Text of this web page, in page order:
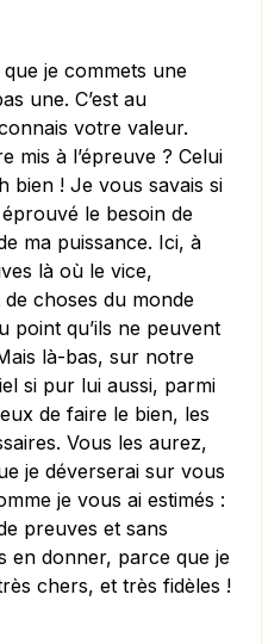
je commets une
une. C’est au
votre valeur.
mis à l’épreuve ? Celui
bien ! Je vous savais si
le besoin de
ma puissance. Ici, à
là où le vice,
choses du monde
point qu’ils ne peuvent
là-bas, sur notre
si pur lui aussi, parmi
de faire le bien, les
Vous les aurez,
je déverserai sur vous
je vous ai estimés :
preuves et sans
en donner, parce que je
chers, et très fidèles !